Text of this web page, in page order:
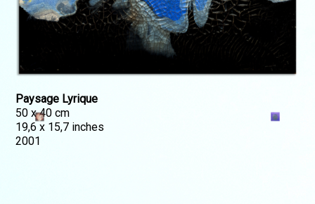
Téléchargements
Paysage Lyrique
50 x 40 cm
19,6 x 15,7 inches
2001